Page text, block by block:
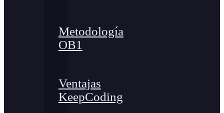
Metodología
OB1
Ventajas
KeepCoding